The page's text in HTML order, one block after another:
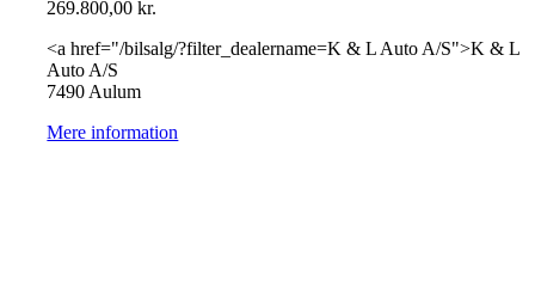
269.800,00kr.
<a href="/bilsalg/?filter_dealername=K & L Auto A/S">K & L
Auto A/S
7490 Aulum
Mere information